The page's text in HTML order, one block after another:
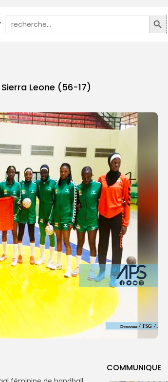
Search
for:
Search
Button
Leone (56-17)
COMMUNIQUE